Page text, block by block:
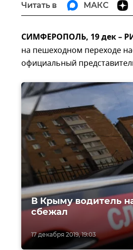
Читать в МАКС
СИМФЕРОПОЛЬ, 19 дек –
на пешеходном переходе
официальный
17 декабря 2019, 19:03
В Крыму водитель
сбежал